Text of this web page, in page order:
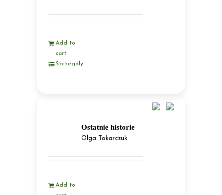
Add to
cart
Szczegóły
Ostatnie historie
Olga Tokarczuk
Add to